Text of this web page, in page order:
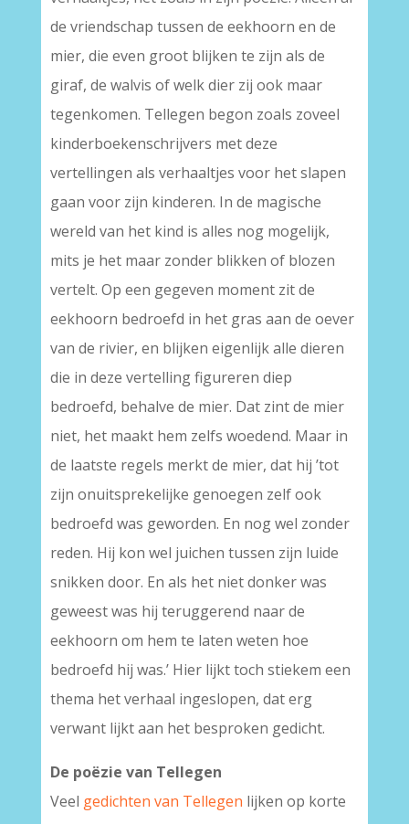
de vriendschap tussen de eekhoorn en de
mier, die even groot blijken te zijn als de
giraf, de walvis of welk dier zij ook maar
tegenkomen. Tellegen begon zoals zoveel
kinderboekenschrijvers met deze
vertellingen als verhaaltjes voor het slapen
gaan voor zijn kinderen. In de magische
wereld van het kind is alles nog mogelijk,
mits je het maar zonder blikken of blozen
vertelt. Op een gegeven moment zit de
eekhoorn bedroefd in het gras aan de oever
van de rivier, en blijken eigenlijk alle dieren
die in deze vertelling figureren diep
bedroefd, behalve de mier. Dat zint de mier
niet, het maakt hem zelfs woedend. Maar in
de laatste regels merkt de mier, dat hij ’tot
zijn onuitsprekelijke genoegen zelf ook
bedroefd was geworden. En nog wel zonder
reden. Hij kon wel juichen tussen zijn luide
snikken door. En als het niet donker was
geweest was hij teruggerend naar de
eekhoorn om hem te laten weten hoe
bedroefd hij was.’ Hier lijkt toch stiekem een
thema het verhaal ingeslopen, dat erg
verwant lijkt aan het besproken gedicht.
De poëzie van Tellegen
Veel gedichten van Tellegen lijken op korte